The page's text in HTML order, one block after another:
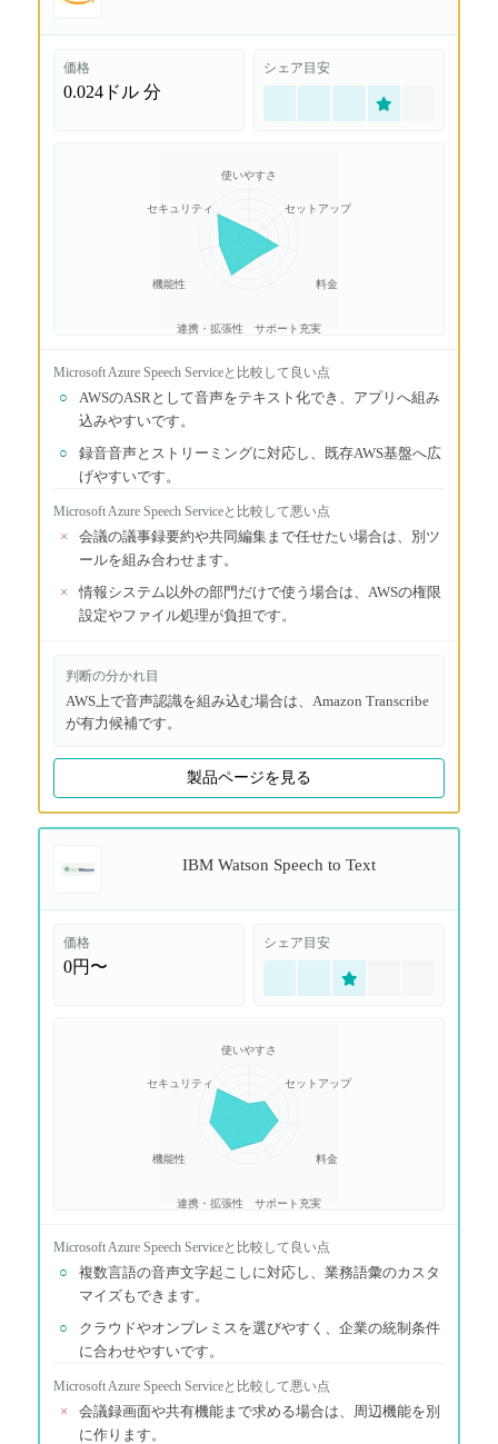
価格
0.024ドル 分
シェア目安
使いやすさ
セットアップ
料金
サポート充実
連携・拡張性
機能性
セキュリティ
Microsoft Azure Speech Serviceと比較して良い点
○
AWSのASRとして音声をテキスト化でき、アプリへ組み
込みやすいです。
○
録音音声とストリーミングに対応し、既存AWS基盤へ広
げやすいです。
Microsoft Azure Speech Serviceと比較して悪い点
×
会議の議事録要約や共同編集まで任せたい場合は、別ツ
ールを組み合わせます。
×
情報システム以外の部門だけで使う場合は、AWSの権限
設定やファイル処理が負担です。
判断の分かれ目
AWS上で音声認識を組み込む場合は、Amazon Transcribe
が有力候補です。
製品ページを見る
IBM Watson Speech to Text
価格
0円〜
シェア目安
使いやすさ
セットアップ
料金
サポート充実
連携・拡張性
機能性
セキュリティ
Microsoft Azure Speech Serviceと比較して良い点
○
複数言語の音声文字起こしに対応し、業務語彙のカスタ
マイズもできます。
○
クラウドやオンプレミスを選びやすく、企業の統制条件
に合わせやすいです。
Microsoft Azure Speech Serviceと比較して悪い点
×
会議録画面や共有機能まで求める場合は、周辺機能を別
に作ります。